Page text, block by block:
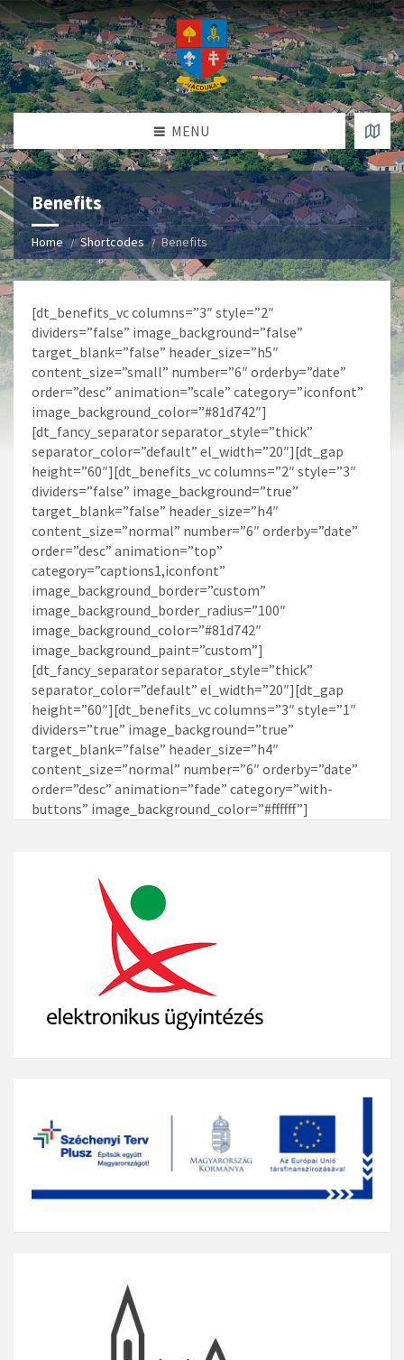
MENU
Benefits
Home Shortcodes Benefits
[dt_benefits_vc columns=”3″ style=”2″
dividers=”false” image_background=”false”
target_blank=”false” header_size=”h5″
content_size=”small” number=”6″ orderby=”date”
order=”desc” animation=”scale” category=”iconfont”
image_background_color=”#81d742″]
[dt_fancy_separator separator_style=”thick”
separator_color=”default” el_width=”20″][dt_gap
height=”60″][dt_benefits_vc columns=”2″ style=”3″
dividers=”false” image_background=”true”
target_blank=”false” header_size=”h4″
content_size=”normal” number=”6″ orderby=”date”
order=”desc” animation=”top”
category=”captions1,iconfont”
image_background_border=”custom”
image_background_border_radius=”100″
image_background_color=”#81d742″
image_background_paint=”custom”]
[dt_fancy_separator separator_style=”thick”
separator_color=”default” el_width=”20″][dt_gap
height=”60″][dt_benefits_vc columns=”3″ style=”1″
dividers=”true” image_background=”true”
target_blank=”false” header_size=”h4″
content_size=”normal” number=”6″ orderby=”date”
order=”desc” animation=”fade” category=”with-
buttons” image_background_color=”#ffffff”]